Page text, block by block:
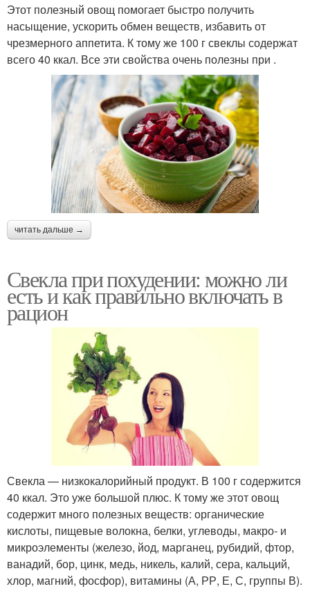
Этот полезный овощ помогает быстро получить
насыщение, ускорить обмен веществ, избавить от
чрезмерного аппетита. К тому же 100 г свеклы содержат
всего 40 ккал. Все эти свойства очень полезны при .
читать дальше →
Свекла при похудении: можно ли
есть и как правильно включать в
рацион
Свекла — низкокалорийный продукт. В 100 г содержится
40 ккал. Это уже большой плюс. К тому же этот овощ
содержит много полезных веществ: органические
кислоты, пищевые волокна, белки, углеводы, макро- и
микроэлементы (железо, йод, марганец, рубидий, фтор,
ванадий, бор, цинк, медь, никель, калий, сера, кальций,
хлор, магний, фосфор), витамины (А, РР, Е, С, группы В).